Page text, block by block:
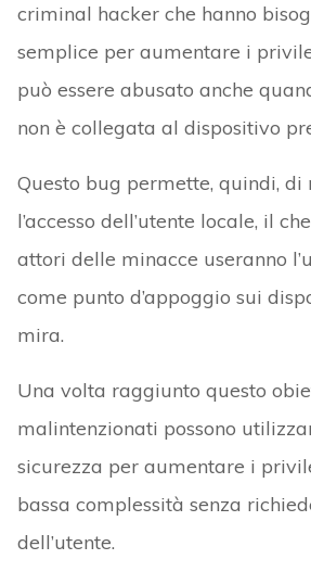
criminal hacker che hanno
semplice per aumentare i
può essere abusato anche
non è collegata al dispositivo
Questo bug permette, quindi, di
l’accesso dell’utente locale, il
attori delle minacce useranno
come punto d’appoggio sui
mira.
Una volta raggiunto questo
malintenzionati possono
sicurezza per aumentare i
bassa complessità senza
dell’utente.